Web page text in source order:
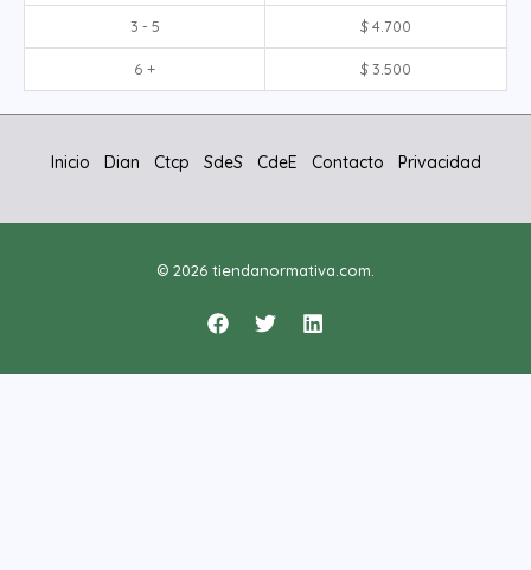
3 - 5 $4.700
6 + $3.500
Inicio Dian Ctcp SdeS CdeE Contacto Privacidad
© 2026 tiendanormativa.com.